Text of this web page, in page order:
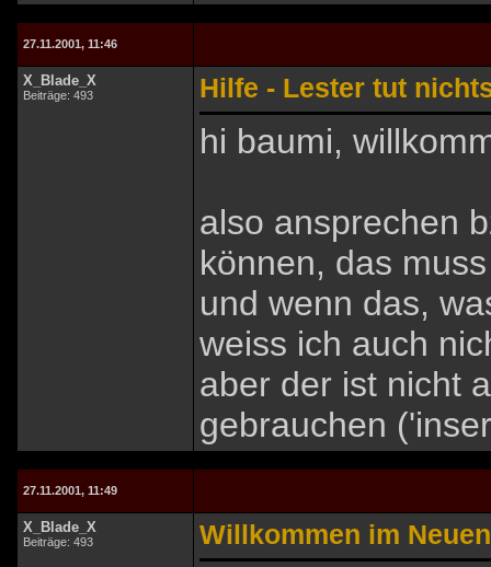
27.11.2001, 11:46
X_Blade_X
Beiträge: 493 Hilfe - Lester tut
hi baumi,
also ansprechen
können, das
und wenn das,
weiss ich auch
aber der ist nicht
gebrauchen
27.11.2001, 11:49
X_Blade_X
Beiträge: 493 Willkommen im